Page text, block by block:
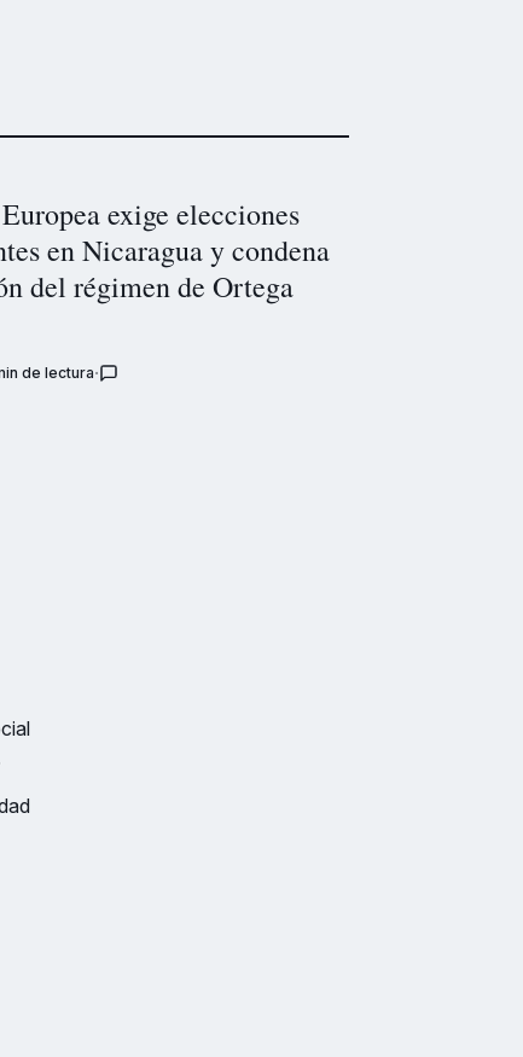
exige elecciones
en Nicaragua y condena
del régimen de Ortega
de lectura